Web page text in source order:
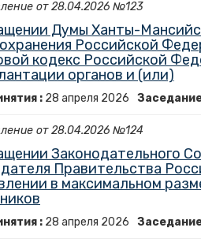
от 28.04.2026 №123
Думы Ханты-
Российской
кодекс Российской
органов и (или)
: 28 апреля 2026
от 28.04.2026 №124
Законодательного
Правительства
в максимальном
: 28 апреля 2026